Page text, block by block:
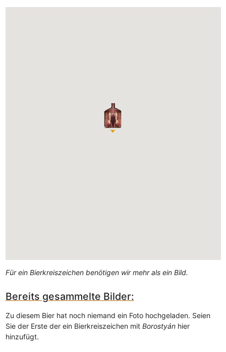
Für ein Bierkreiszeichen benötigen wir mehr als ein Bild.
Bereits gesammelte Bilder:
Zu diesem Bier hat noch niemand ein Foto hochgeladen. Seien
Sie der Erste der ein Bierkreiszeichen mit Borostyánhier
hinzufügt.